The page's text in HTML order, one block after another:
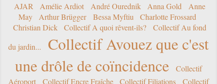
AJAR Amélie Ardiot André Ourednik Anna Gold
Anne
May
Arthur Brügger Bessa Myftiu
Charlotte Frossard
Christian Dick
Collectif A quoi rêvent-ils?
Collectif Au fond
du jardin...
Collectif Avouez que c'est
une drôle de coïncidence
Collectif
Aéroport
Collectif Encre Fraîche Collectif Filiations
Collectif